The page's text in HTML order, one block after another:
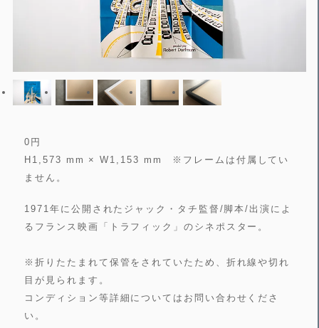
0 円
H1,573 mm × W1,153 mm ※フレームは付属してい
ません。
1971年に公開されたジャック・タチ監督/脚本/出演によ
るフランス映画「トラフィック」のシネポスター。
※折りたたまれて保管をされていたため、折れ線や切れ
目が見られます。
コンディション等詳細についてはお問い合わせくださ
い。